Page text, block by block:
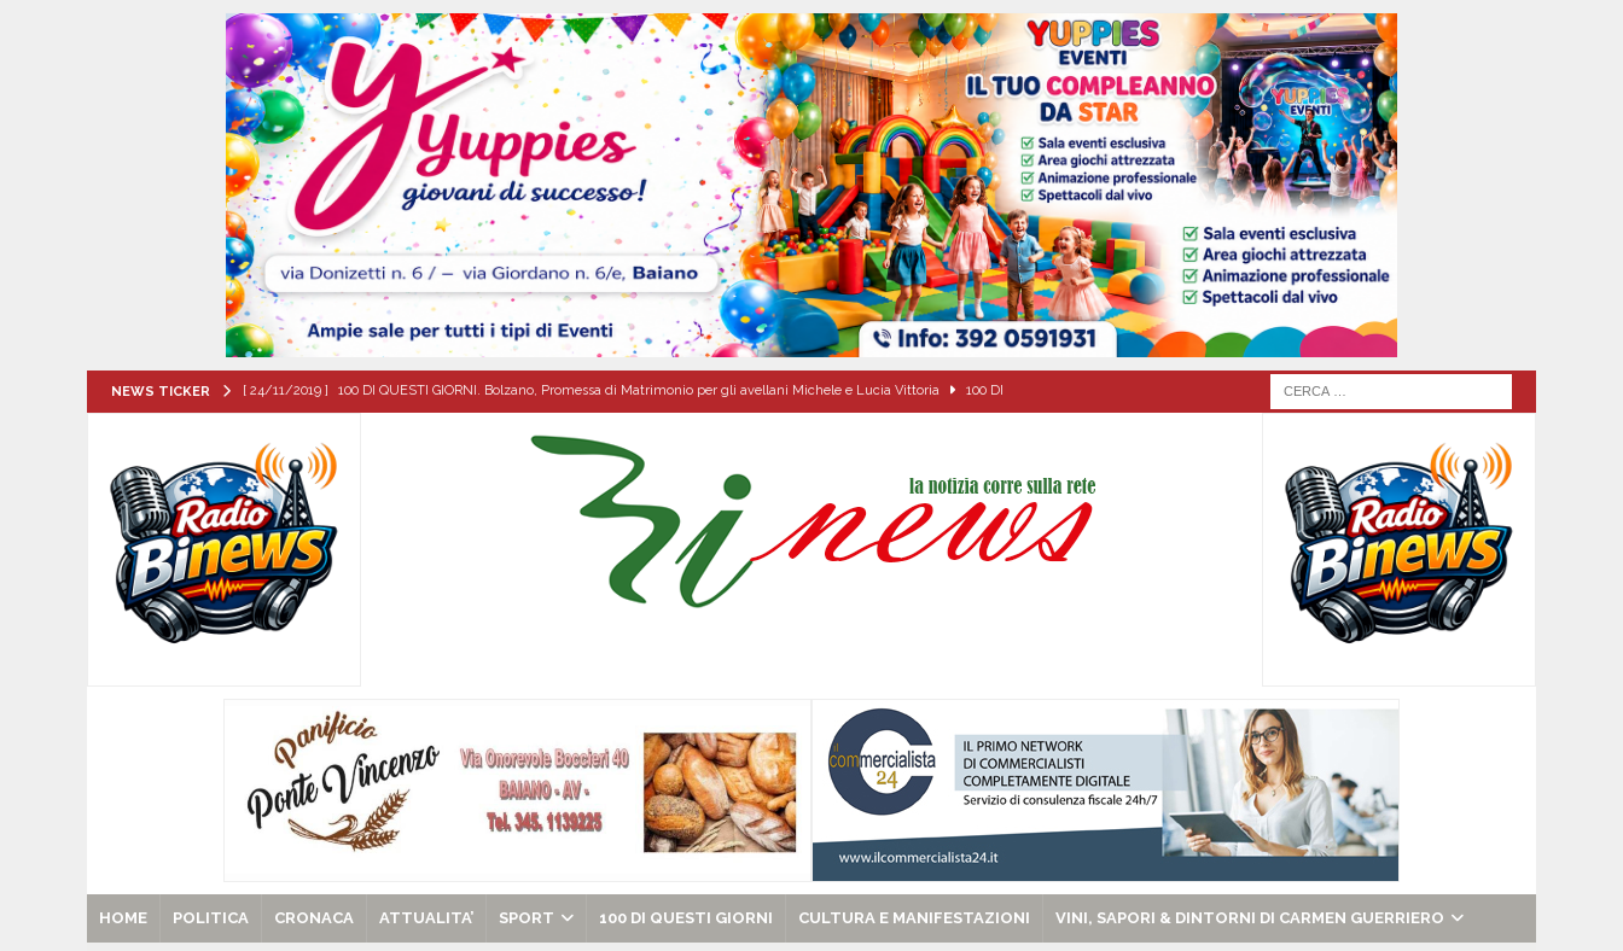
NEWS TICKER [ 24/11/2019 ] 100 DI QUESTI GIORNI. Bolzano, Promessa di Matrimonio per gli avellani Michele e Lucia Vittoria 100 DI
[ 07/08/2026 ] Santa Filomena: una storia di fede che vive da oltre due secoli
[ 06/08/2026 ] Il comune di Meta di Sorrento stipula protolocco d’intesa con la guardia Agroforestale Italiana SALERNO
CITTA'
[ 06/08/2026 ] Mugnano del Cardinale, Iolanda Prisco è la nuova agente della Polizia Municipale
[ 06/08/2026 ]
CULTURA E MANIFESTAZIONI
[ 29/08/2025 ] SANT’Oggi. Venerdì 29 agosto la chiesa celebra il Martirio di san Giovanni Battista e santa Sabina EVIDENZA
HOME POLITICA CRONACA ATTUALITA’ SPORT 100 DI QUESTI GIORNI CULTURA E MANIFESTAZIONI VINI, SAPORI & DINTORNI DI CARMEN GUERRIERO